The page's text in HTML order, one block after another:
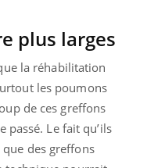
plus larges
la réhabilitation
les poumons
de ces greffons
passé. Le fait qu’ils
des greffons